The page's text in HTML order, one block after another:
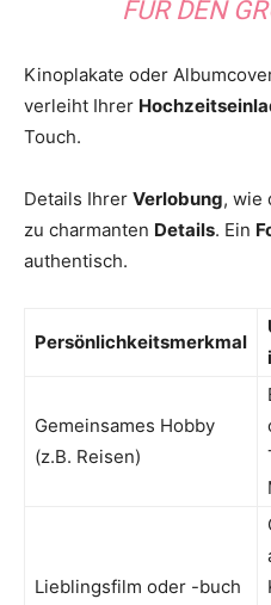
FÜR DEN
Kinoplakate oder
verleiht Ihrer
Touch.
Details Ihrer Verlobung, wie
zu charmanten Details. Ein
authentisch.
Persönlichkeitsmerkmal
Gemeinsames Hobby
(z.B. Reisen)
Lieblingsfilm oder -buch